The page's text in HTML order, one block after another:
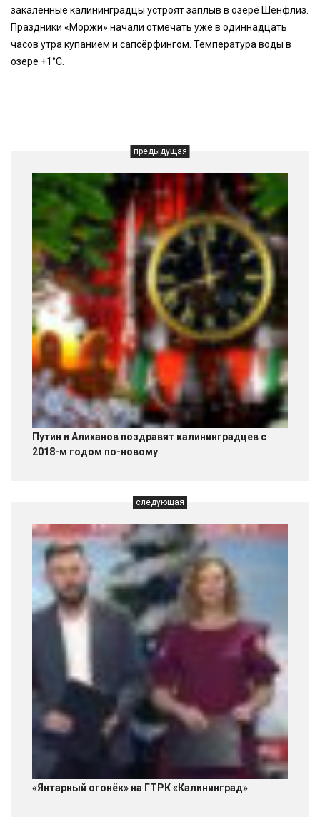
закалённые калининградцы устроят заплыв в озере Шенфлиз.
Праздники «Моржи» начали отмечать уже в одиннадцать
часов утра купанием и сапсёрфингом. Температура воды в
озере +1°C.
предыдущая
Путин и Алиханов поздравят калининградцев с
2018-м годом по-новому
следующая
«Янтарный огонёк» на ГТРК «Калининград»